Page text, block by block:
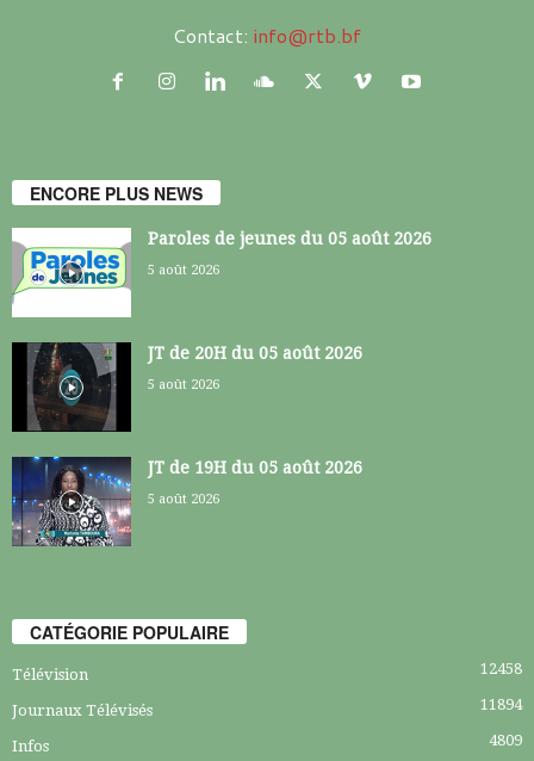
Contact: info@rtb.bf
ENCORE PLUS NEWS
Paroles de jeunes du 05 août 2026
5 août 2026
JT de 20H du 05 août 2026
5 août 2026
JT de 19H du 05 août 2026
5 août 2026
CATÉGORIE POPULAIRE
Télévision 12458
Journaux Télévisés 11894
Infos 4809